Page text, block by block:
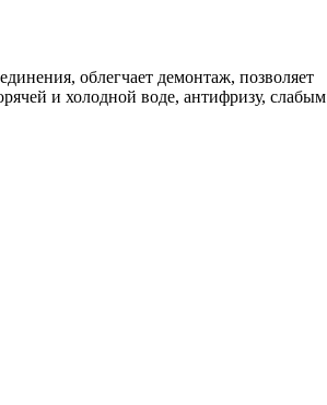
облегчает демонтаж, позволяет
и холодной воде, антифризу, слабым